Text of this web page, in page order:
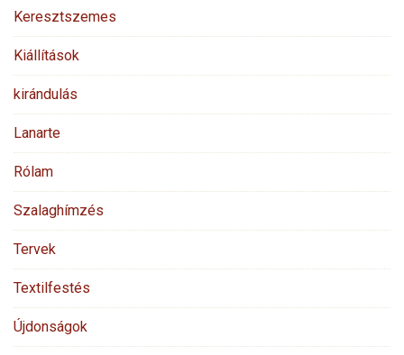
Keresztszemes
Kiállítások
kirándulás
Lanarte
Rólam
Szalaghímzés
Tervek
Textilfestés
Újdonságok